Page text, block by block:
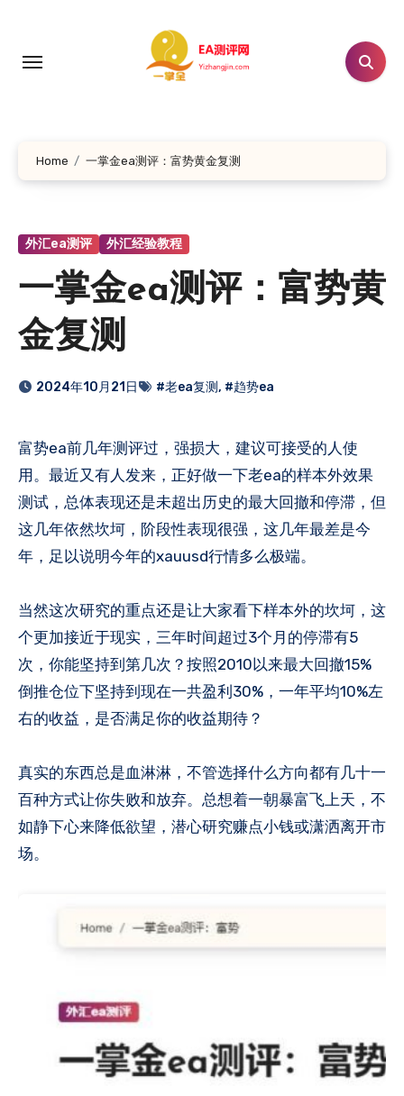
Home 一掌金ea测评：富势黄金复测
外汇ea测评 外汇经验教程
一掌金ea测评：富势黄
金复测
2024年10月21日 #老ea复测, #趋势ea
富势ea前几年测评过，强损大，建议可接受的人使
用。最近又有人发来，正好做一下老ea的样本外效果
测试，总体表现还是未超出历史的最大回撤和停滞，但
这几年依然坎坷，阶段性表现很强，这几年最差是今
年，足以说明今年的xauusd行情多么极端。
当然这次研究的重点还是让大家看下样本外的坎坷，这
个更加接近于现实，三年时间超过3个月的停滞有5
次，你能坚持到第几次？按照2010以来最大回撤15%
倒推仓位下坚持到现在一共盈利30%，一年平均10%左
右的收益，是否满足你的收益期待？
真实的东西总是血淋淋，不管选择什么方向都有几十一
百种方式让你失败和放弃。总想着一朝暴富飞上天，不
如静下心来降低欲望，潜心研究赚点小钱或潇洒离开市
场。